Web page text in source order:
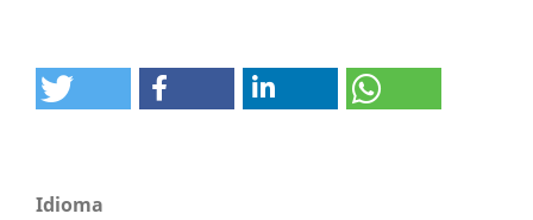
Idioma